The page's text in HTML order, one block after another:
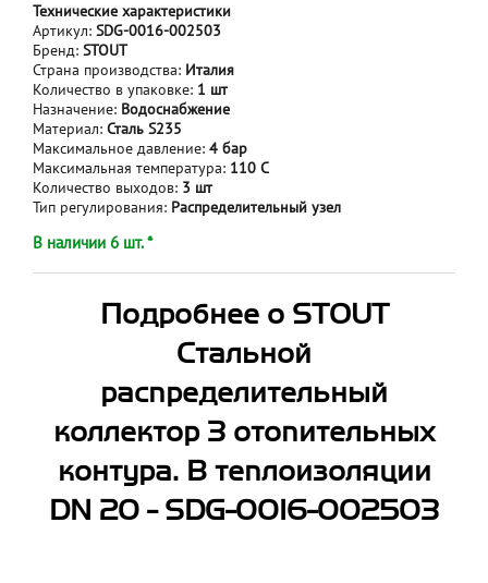
Технические характеристики
Артикул: SDG-0016-002503
Бренд: STOUT
Страна производства: Италия
Количество в упаковке: 1 шт
Назначение: Водоснабжение
Материал: Сталь S235
Максимальное давление: 4 бар
Максимальная температура: 110 С
Количество выходов: 3 шт
Тип регулирования: Распределительный узел
В наличии 6 шт. *
Подробнее о STOUT
Стальной
распределительный
коллектор 3 отопительных
контура. В теплоизоляции
DN 20 - SDG-0016-002503